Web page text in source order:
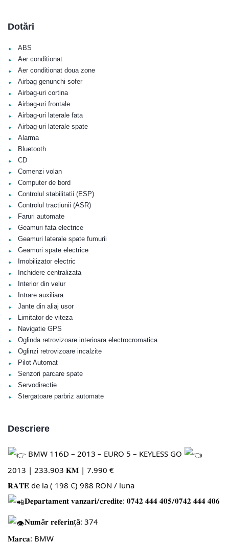
Dotări
• ABS
• Aer conditionat
• Aer conditionat doua zone
• Airbag genunchi sofer
• Airbag-uri cortina
• Airbag-uri frontale
• Airbag-uri laterale fata
• Airbag-uri laterale spate
• Alarma
• Bluetooth
• CD
• Comenzi volan
• Computer de bord
• Controlul stabilitatii (ESP)
• Controlul tractiunii (ASR)
• Faruri automate
• Geamuri fata electrice
• Geamuri laterale spate fumurii
• Geamuri spate electrice
• Imobilizator electric
• Inchidere centralizata
• Interior din velur
• Intrare auxiliara
• Jante din aliaj usor
• Limitator de viteza
• Navigatie GPS
• Oglinda retrovizoare interioara electrocromatica
• Oglinzi retrovizoare incalzite
• Pilot Automat
• Senzori parcare spate
• Servodirectie
• Stergatoare parbriz automate
Descriere
BMW 116D – 2013 – EURO 5 – KEYLESS GO
2013 | 233.903 𝐊𝐌 | 7.990 €
𝐑𝐀𝐓𝐄 de la ( 198 €) 988 RON / luna
𝐃𝐞𝐩𝐚𝐫𝐭𝐚𝐦𝐞𝐧𝐭 𝐯𝐚𝐧𝐳𝐚𝐫𝐢/𝐜𝐫𝐞𝐝𝐢𝐭𝐞: 𝟎𝟕𝟒𝟐 𝟒𝟒𝟒 𝟒𝟎𝟓/𝟎𝟕𝟒𝟐 𝟒𝟒𝟒 𝟒𝟎𝟔
𝐍𝐮𝐦ă𝐫 𝐫𝐞𝐟𝐞𝐫𝐢𝐧ță: 374
𝐌𝐚𝐫𝐜𝐚: BMW